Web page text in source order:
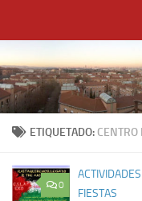
ETIQUETADO: CENTRO
0
ACTIVIDADES
FIESTAS